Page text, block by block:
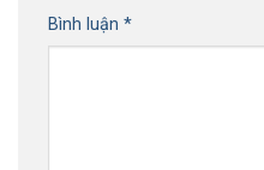
Bình luận *